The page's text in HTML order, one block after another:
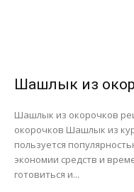
Шашлык из
Шашлык из окорочков
окорочков Шашлык из
пользуется
экономии средств и
готовиться и...